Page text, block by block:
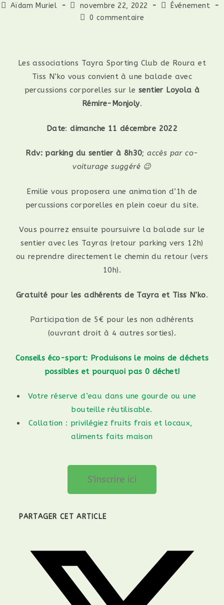
Aïdam Muriel novembre 22, 2022
Événement
0 commentaire
Les associations Tayra Sporting Club de Roura et
Tiss N’ko vous convient à une balade avec
percussions corporelles sur le sentier Loyola à
Rémire-Monjoly.
Date:dimanche 11 décembre 2022
Rdv: parking du sentier à 8h30;accès par co-
voiturage suggéré 😉
Emilie vous proposera une animation d’1h de
percussions corporelles en plein coeur du site.
Vous pourrez ensuite poursuivre la balade sur le
sentier avec les Tayras (retour parking vers 12h)
ou reprendre directement le chemin du retour (vers
10h).
Gratuité pour les adhérents de Tayra et Tiss N’ko.
Participation de 5€ pour les non adhérents
(ouvrant droit à 4 autres sorties).
Conseils éco-sport: Produisons le moins de déchets
possibles et pourquoi pas 0 déchet!
Votre réserve d’eau dans une gourde ou une
bouteille réutilisable.
Collation : privilégiez fruits frais et locaux,
aliments faits maison
S'inscrire ici
PARTAGER CET ARTICLE